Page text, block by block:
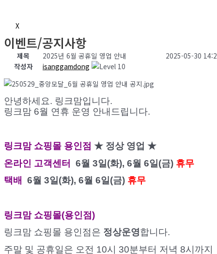
X
이벤트/공지사항
제목 2025년 6월 공휴일 영업 안내
2025-05-30
작성자
isanggamdong
안녕하세요. 링크맘입니다.
링크맘 6월 연휴 운영 안내드립니다.
링크맘 쇼핑몰 용인점 ★ 정상 영업 ★
온라인 고객센터
6월 3일(화), 6월 6일(금) 휴무
택배
6월 3일(화), 6월 6일(금) 휴무
링크맘 쇼핑몰(용인점)
링크맘 쇼핑몰 용인점은 정상운영합니다.
주말 및 공휴일은 오전 10시 30분부터 저녁 8시까지